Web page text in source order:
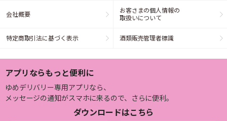
会社概要
お客さまの個人情報の
取扱いについて
特定商取引法に基づく表示 酒類販売管理者標識
アプリならもっと便利に
ゆめデリバリー専用アプリなら、
メッセージの通知がスマホに来るので、さらに便利。
ダウンロードはこちら